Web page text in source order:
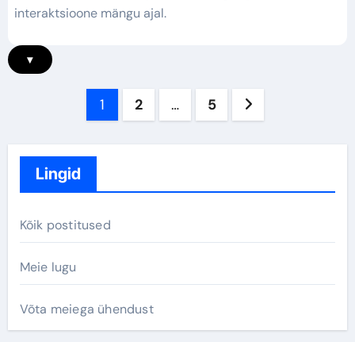
interaktsioone mängu ajal.
▾
1 2 … 5
Lingid
Kõik postitused
Meie lugu
Võta meiega ühendust